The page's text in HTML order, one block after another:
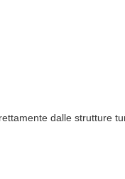
dalle strutture